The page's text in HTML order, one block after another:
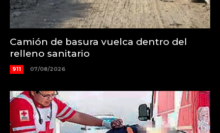
Camión de basura vuelca dentro del
relleno sanitario
911 07/08/2026